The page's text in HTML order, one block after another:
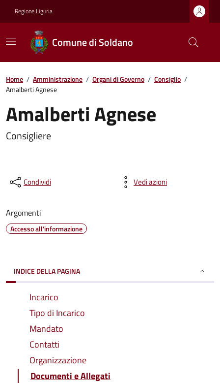
Regione Liguria
Comune di Soldano
Home / Amministrazione / Organi di Governo / Consiglio /
Amalberti Agnese
Amalberti Agnese
Consigliere
Condividi Vedi azioni
Argomenti
Accesso all'informazione
INDICE DELLA PAGINA
Incarico
Tipo di Incarico
Mandato
Contatti
Organizzazione
Documenti e Allegati